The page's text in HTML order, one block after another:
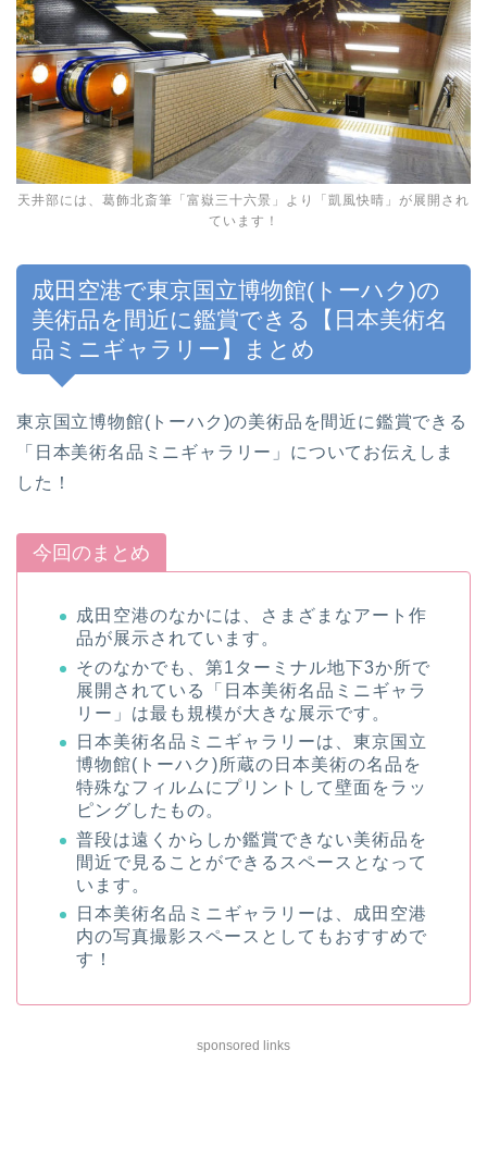
天井部には、葛飾北斎筆「富嶽三十六景」より「凱風快晴」が展開され
ています！
成田空港で東京国立博物館(トーハク)の
美術品を間近に鑑賞できる【日本美術名
品ミニギャラリー】まとめ
東京国立博物館(トーハク)の美術品を間近に鑑賞できる
「日本美術名品ミニギャラリー」についてお伝えしま
した！
今回のまとめ
成田空港のなかには、さまざまなアート作
品が展示されています。
そのなかでも、第1ターミナル地下3か所で
展開されている「日本美術名品ミニギャラ
リー」は最も規模が大きな展示です。
日本美術名品ミニギャラリーは、東京国立
博物館(トーハク)所蔵の日本美術の名品を
特殊なフィルムにプリントして壁面をラッ
ピングしたもの。
普段は遠くからしか鑑賞できない美術品を
間近で見ることができるスペースとなって
います。
日本美術名品ミニギャラリーは、成田空港
内の写真撮影スペースとしてもおすすめで
す！
sponsored links